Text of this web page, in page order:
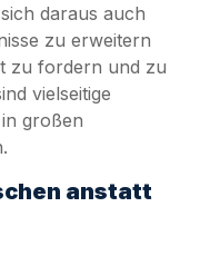
daraus auch
zu erweitern
zu fordern und zu
vielseitige
großen
anstatt